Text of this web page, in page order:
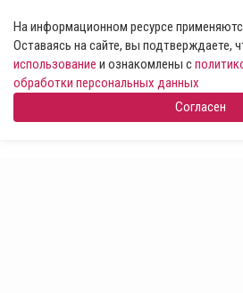
На информационном ресурсе
Оставаясь на сайте, вы подтверждаете,
использование и ознакомлены с
обработки персональных данных
Согласен